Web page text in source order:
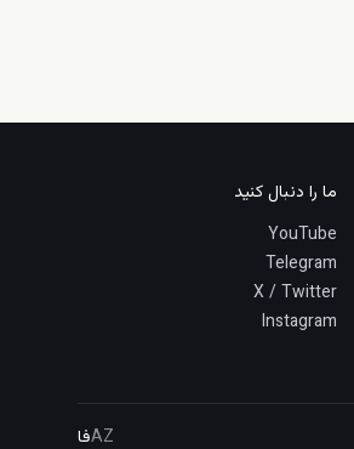
ما را دنبال کنید
YouTube
Telegram
X / Twitter
Instagram
AZفا